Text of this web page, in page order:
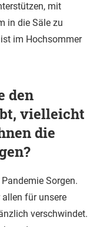
mit
in die Säle zu
im Hochsommer
den
vielleicht
die
Sorgen.
für unsere
verschwindet.